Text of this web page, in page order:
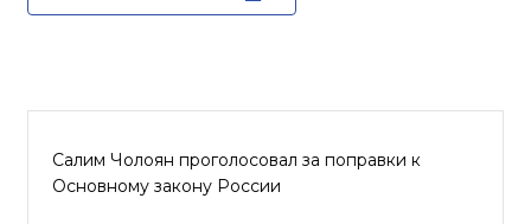
Салим Чолоян проголосовал за поправки к
Основному закону России